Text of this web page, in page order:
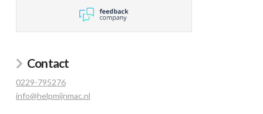
Contact
0229-795276
info@helpmijnmac.nl